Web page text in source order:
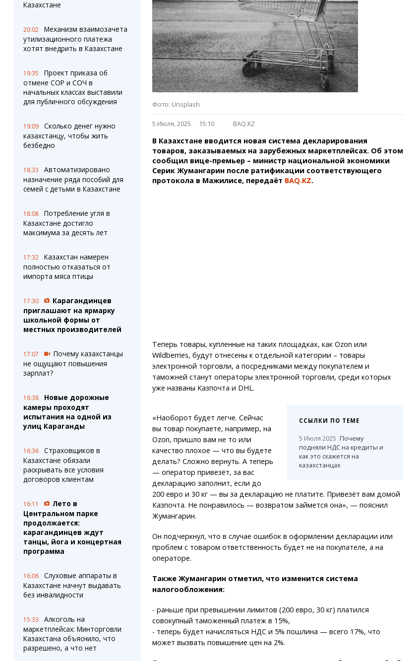
Штрихи
Коллаж недели
Ешкин гороскоп
Пробки
Карта Караганды
Организации
Мой участковый
Перекрытие дорог
Темиртау
Балхаш
Жезказган
Медиа
Фото
Видео
Сервисы
Переводчик
Справочник
Расписание транспорта
Каталог компаний
Казахстане
20:02
Механизм взаимозачета
утилизационного платежа
хотят внедрить в Казахстане
19:35
Проект приказа об
отмене СОР и СОЧ в
начальных классах выставили
для публичного обсуждения
19:09
Сколько денег нужно
казахстанцу, чтобы жить
безбедно
18:33
Автоматизировано
назначение ряда пособий для
семей с детьми в Казахстане
18:08
Потребление угля в
Казахстане достигло
максимума за десять лет
17:32
Казахстан намерен
полностью отказаться от
импорта мяса птицы
17:30
Карагандинцев
приглашают на ярмарку
школьной формы от
местных производителей
17:07
Почему казахстанцы
не ощущают повышения
зарплат?
16:38
Новые дорожные
камеры проходят
испытания на одной из
улиц Караганды
16:36
Страховщиков в
Казахстане обязали
раскрывать все условия
договоров клиентам
16:11
Лето в
Центральном парке
продолжается:
карагандинцев ждут
танцы, йога и концертная
программа
16:06
Слуховые аппараты в
Казахстане начнут выдавать
без инвалидности
15:33
Алкоголь на
маркетплейсах: Минторговли
Казахстана объяснило, что
разрешено, а что нет
Фото: Unsplash
5 Июля, 2025 15:10 BAQ.KZ
В Казахстане вводится новая система декларирования
товаров, заказываемых на зарубежных маркетплейсах. Об этом
сообщил вице-премьер – министр национальной экономики
Серик Жумангарин после ратификации соответствующего
протокола в Мажилисе, передаёт BAQ.KZ.
Теперь товары, купленные на таких площадках, как Ozon или
Wildberries, будут отнесены к отдельной категории – товары
электронной торговли, а посредниками между покупателем и
таможней станут операторы электронной торговли, среди которых
уже названы Казпочта и DHL.
ССЫЛКИ ПО ТЕМЕ
5 Июля 2025 Почему
подняли НДС на кредиты и
как это скажется на
казахстанцах
«Наоборот будет легче. Сейчас
вы товар покупаете, например, на
Ozon, пришло вам не то или
качество плохое — что вы будете
делать? Сложно вернуть. А теперь
— оператор привезёт, за вас
декларацию заполнит, если до
200 евро и 30 кг — вы за декларацию не платите. Привезёт вам домой
Казпочта. Не понравилось — возвратом займется она», — пояснил
Жумангарин.
Он подчеркнул, что в случае ошибок в оформлении декларации или
проблем с товаром ответственность будет не на покупателе, а на
операторе.
Также Жумангарин отметил, что изменится система
налогообложения:
- раньше при превышении лимитов (200 евро, 30 кг) платился
совокупный таможенный платеж в 15%,
- теперь будет начисляться НДС и 5% пошлина — всего 17%, что
может вызвать повышение цен на 2%.